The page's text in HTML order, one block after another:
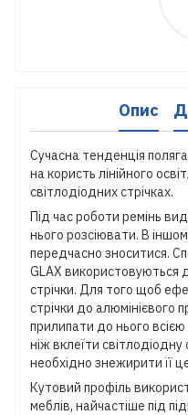
Опис
Сучасна тенденція
на користь лінійного
світлодіодних стрічках.
Під час роботи ремінь
нього розсіювати. В
передчасно зноситися.
GLAX використовуються
стрічки. Для того щоб
стрічки до алюмінієвого
прилипати до нього
ніж вклеїти світлодіодну
необхідно знежирити її
Кутовий профіль
меблів, найчастіше під